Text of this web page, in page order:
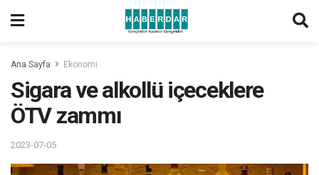
Ana Sayfa Ekonomi
Sigara ve alkollü içeceklere
ÖTV zammı
2023-07-05